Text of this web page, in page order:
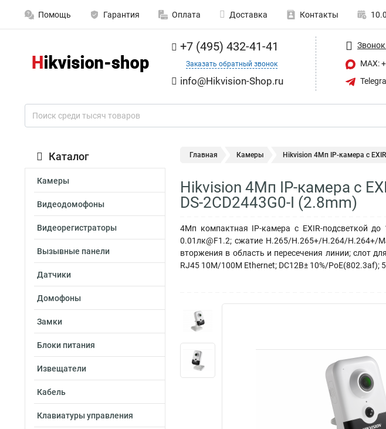
Помощь Гарантия Оплата Доставка Контакты
+7 (495) 432-41-41
Заказать обратный звонок
info@Hikvision-Shop.ru
MAX:
Каталог
Камеры
Видеодомофоны
Видеорегистраторы
Вызывные панели
Датчики
Домофоны
Замки
Блоки питания
Извещатели
Кабель
Клавиатуры управления
Главная Камеры Hikvision 4Мп IP-камера с
Hikvision 4Мп IP-камера с
DS-2CD2443G0-I (2.8mm)
4Мп компактная IP-камера с EXIR-подсветкой
0.01лк@F1.2; сжатие H.265/H.265+/H.264/H.264+/
вторжения в область и пересечения линии; слот
RJ45 10M/100M Ethernet; DC12В± 10%/PoE(802.3af);